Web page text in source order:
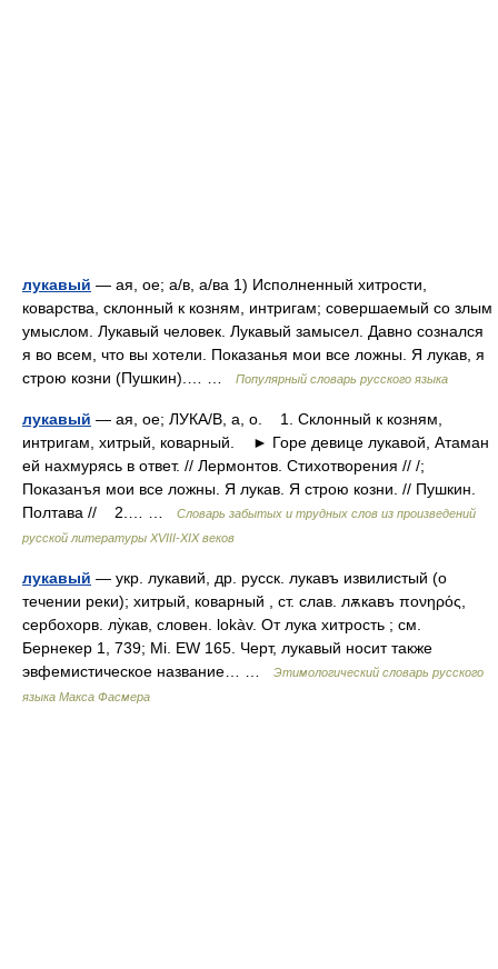
лукавый — ая, ое; а/в, а/ва 1) Исполненный хитрости,
коварства, склонный к козням, интригам; совершаемый со злым
умыслом. Лукавый человек. Лукавый замысел. Давно сознался
я во всем, что вы хотели. Показанья мои все ложны. Я лукав, я
строю козни (Пушкин).… …
Популярный словарь русского языка
лукавый — ая, ое; ЛУКА/В, а, о. 1. Склонный к козням,
интригам, хитрый, коварный. ► Горе девице лукавой, Атаман
ей нахмурясь в ответ. // Лермонтов. Стихотворения // /;
Показанъя мои все ложны. Я лукав. Я строю козни. // Пушкин.
Полтава // 2.… …
Словарь забытых и трудных слов из произведений
русской литературы ХVIII-ХIХ веков
лукавый — укр. лукавий, др. русск. лукавъ извилистый (о
течении реки); хитрый, коварный , ст. слав. лѫкавъ πονηρός,
сербохорв. лу̀кав, словен. lokàv. От лука хитрость ; см.
Бернекер 1, 739; Мi. ЕW 165. Черт, лукавый носит также
эвфемистическое название… …
Этимологический словарь русского
языка Макса Фасмера